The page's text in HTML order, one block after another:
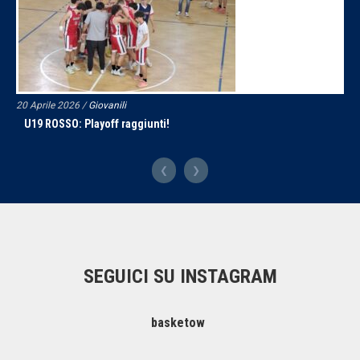
20 Aprile 2026 /Giovanili
U19 ROSSO: Playoff raggiunti!
❮ ❯
SEGUICI SU INSTAGRAM
basketownmilano